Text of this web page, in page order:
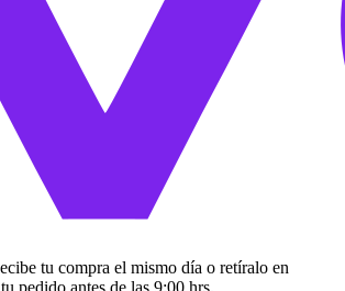
tu compra el mismo día o retíralo en
pedido antes de las 9:00 hrs.